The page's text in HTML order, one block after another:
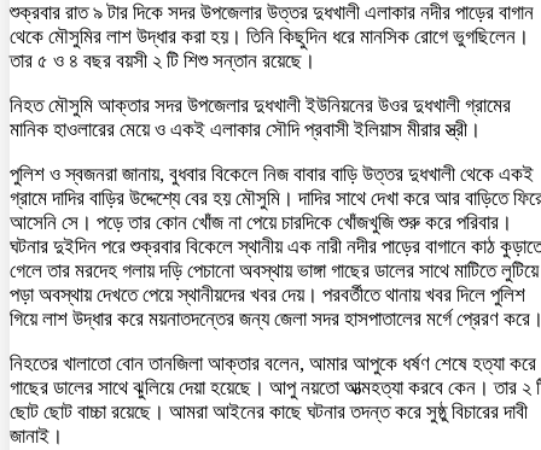
শুক্রবার রাত ৯ টার দিকে সদর উপজেলার উত্তর দুধখালী এলাকার নদীর পাড়ের বাগান
থেকে মৌসুমির লাশ উদ্ধার করা হয়। তিনি কিছুদিন ধরে মানসিক রোগে ভুগছিলেন।
তার ৫ ও ৪ বছর বয়সী ২ টি শিশু সন্তান রয়েছে।
নিহত মৌসুমি আক্তার সদর উপজেলার দুধখালী ইউনিয়নের উওর দুধখালী গ্রামের
মানিক হাওলারের মেয়ে ও একই এলাকার সৌদি প্রবাসী ইলিয়াস মীরার স্ত্রী।
পুলিশ ও স্বজনরা জানায়, বুধবার বিকেলে নিজ বাবার বাড়ি উত্তর দুধখালী থেকে একই
গ্রামে দাদির বাড়ির উদ্দেশ্যে বের হয় মৌসুমি। দাদির সাথে দেখা করে আর বাড়িতে
আসেনি সে। পড়ে তার কোন খোঁজ না পেয়ে চারদিকে খোঁজখুজি শুরু করে পরিবার।
ঘটনার দুইদিন পরে শুক্রবার বিকেলে স্থানীয় এক নারী নদীর পাড়ের বাগানে কাঠ
গেলে তার মরদেহ গলায় দড়ি পেচানো অবস্থায় ভাঙ্গা গাছের ডালের সাথে মাটিতে লুটিয়ে
পড়া অবস্থায় দেখতে পেয়ে স্থানীয়দের খবর দেয়। পরবর্তীতে থানায় খবর দিলে পুলিশ
গিয়ে লাশ উদ্ধার করে ময়নাতদন্তের জন্য জেলা সদর হাসপাতালের মর্গে প্রেরণ
নিহতের খালাতো বোন তানজিলা আক্তার বলেন, আমার আপুকে ধর্ষণ শেষে হত্যা করে
গাছের ডালের সাথে ঝুলিয়ে দেয়া হয়েছে। আপু নয়তো আত্মহত্যা করবে কেন। তার ২
ছোট ছোট বাচ্চা রয়েছে। আমরা আইনের কাছে ঘটনার তদন্ত করে সুষ্ঠু বিচারের দাবী
জানাই।